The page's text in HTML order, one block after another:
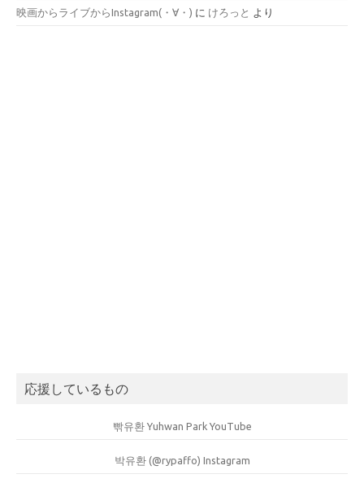
映画からライブからInstagram(⁠・⁠∀⁠・⁠) に けろっと より
応援しているもの
빢유환 Yuhwan Park YouTube
박유환 (@rypaffo) Instagram